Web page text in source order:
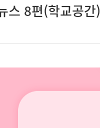
스 8편(학교공간)